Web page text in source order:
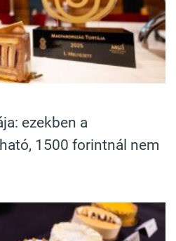
ezekben a
1500 forintnál nem